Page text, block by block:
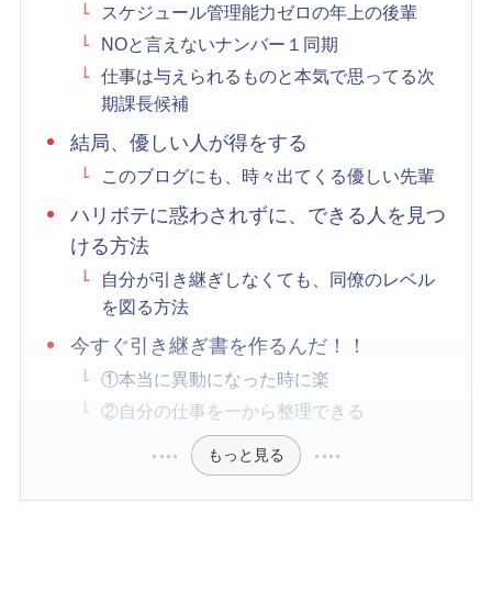
スケジュール管理能力ゼロの年上の後輩
NOと言えないナンバー１同期
仕事は与えられるものと本気で思ってる次
期課長候補
結局、優しい人が得をする
このブログにも、時々出てくる優しい先輩
ハリボテに惑わされずに、できる人を見つ
ける方法
自分が引き継ぎしなくても、同僚のレベル
を図る方法
今すぐ引き継ぎ書を作るんだ！！
①本当に異動になった時に楽
②自分の仕事を一から整理できる
もっと見る